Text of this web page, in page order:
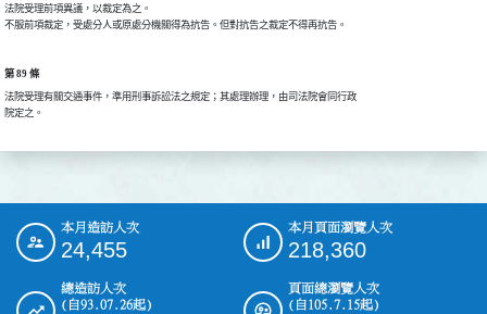
法院受理前項異議，以裁定為之。
第 89 條
法院受理有關交通事件，準用刑事訴訟法之規定；其處理辦理，由司法院會同行政
::: 本月造訪人次
24,455
本月頁面瀏覽人次
218,360
總造訪人次
(自93.07.26起)
頁面總瀏覽人次
(自105.7.15起)